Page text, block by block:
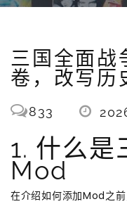
三国全面战
卷，改写历
833
1. 什么是
Mod
在介绍如何添加Mod之